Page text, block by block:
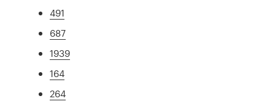
491
687
1939
164
264